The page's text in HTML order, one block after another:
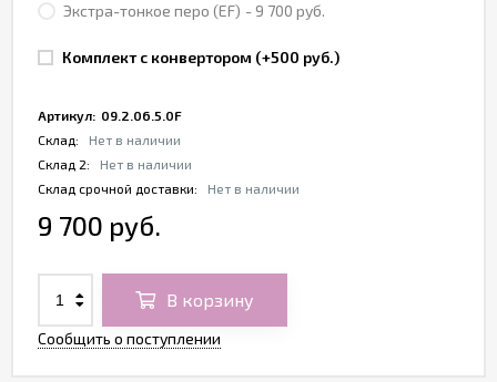
Экстра-тонкое перо (EF) - 9 700 руб.
Комплект с конвертором (+500 руб.)
Артикул: 09.2.06.5.0F
Склад:
Нет в наличии
Склад 2:
Нет в наличии
Склад срочной доставки:
Нет в наличии
9 700 руб.
В корзину
Сообщить о поступлении